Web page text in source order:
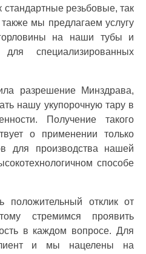
стандартные резьбовые, так
мы предлагаем услугу
горловины на наши тубы и
специализированных
разрешение Минздрава,
нашу укупорочную тару в
Получение такого
о применении только
для производства нашей
способе
положительный отклик от
стремимся проявить
в каждом вопросе. Для
и мы нацелены на